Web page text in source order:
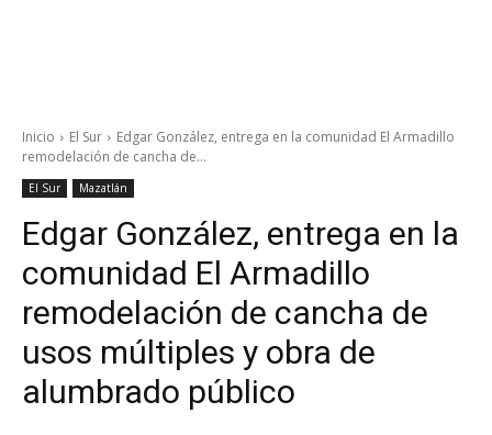
Inicio El Sur
Edgar González, entrega en la comunidad El Armadillo
remodelación de cancha de...
El Sur Mazatlán
Edgar González, entrega en la
comunidad El Armadillo
remodelación de cancha de
usos múltiples y obra de
alumbrado público